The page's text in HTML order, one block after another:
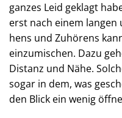
ganzes Leid geklagt
erst nach einem
hens und Zuhörens
einzumischen. Dazu
Distanz und Nähe.
sogar in dem, was
den Blick ein wenig